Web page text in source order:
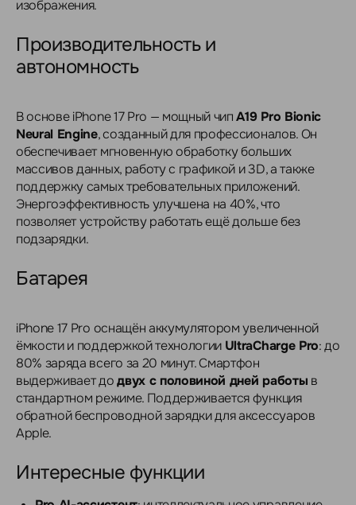
изображения.
Производительность и
автономность
В основе iPhone 17 Pro — мощный чипA19 Pro Bionic
Neural Engine, созданный для профессионалов. Он
обеспечивает мгновенную обработку больших
массивов данных, работу с графикой и 3D, а также
поддержку самых требовательных приложений.
Энергоэффективность улучшена на 40%, что
позволяет устройству работать ещё дольше без
подзарядки.
Батарея
iPhone 17 Pro оснащён аккумулятором увеличенной
ёмкости и поддержкой технологии UltraCharge Pro: до
80% заряда всего за 20 минут. Смартфон
выдерживает додвух с половиной дней работы в
стандартном режиме. Поддерживается функция
обратной беспроводной зарядки для аксессуаров
Apple.
Интересные функции